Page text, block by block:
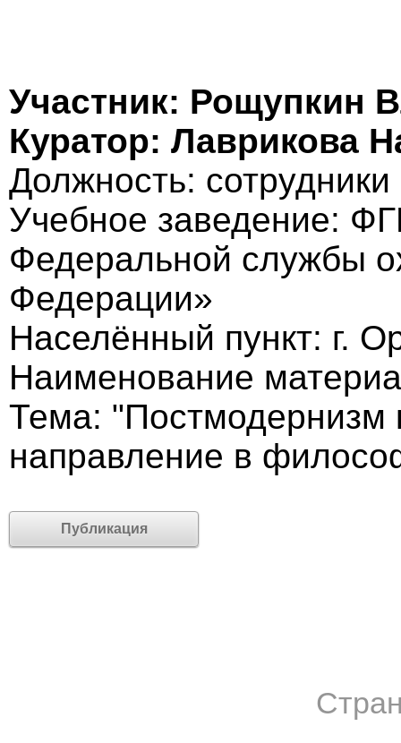
Участник: Рощупкин
Куратор: Лаврикова
Должность: cотрудники
Учебное заведение:
Федеральной службы
Федерации»
Населённый пункт: г.
Наименование
Тема: "Постмодернизм
направление в
Публикация